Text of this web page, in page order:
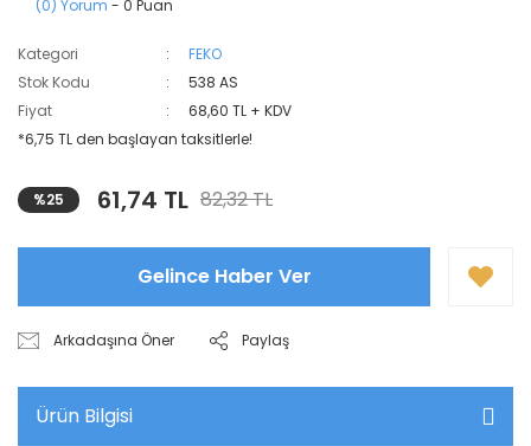
(0) Yorum - 0 Puan
Kategori
FEKO
Stok Kodu
538 AS
Fiyat
68,60 TL + KDV
*6,75 TL den başlayan taksitlerle!
%25 61,74 TL 82,32 TL
Gelince Haber Ver
Arkadaşına Öner Paylaş
Ürün Bilgisi